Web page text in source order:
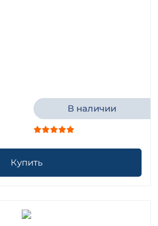
В наличии
Купить